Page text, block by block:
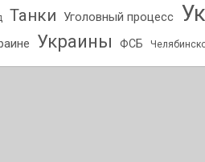
Танки Уголовный процесс
Украины ФСБ